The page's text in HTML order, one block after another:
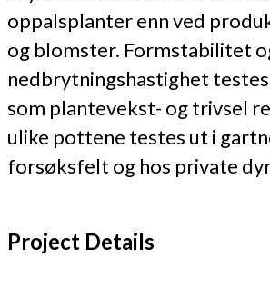
oppalsplanter enn ved
og blomster. Formstabilitet
nedbrytningshastighet
som plantevekst- og trivsel
ulike pottene testes ut i
forsøksfelt og hos private
Project Details